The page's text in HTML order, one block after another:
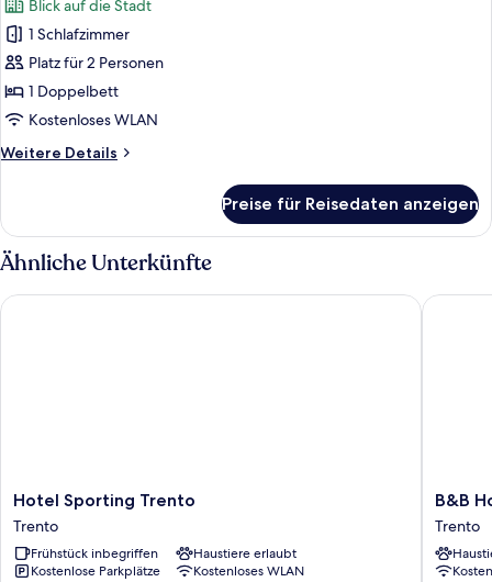
für
Superior
Double
Room
with
,SPA
Blick auf die Stadt
1 Schlafzimmer
Platz für 2 Personen
1 Doppelbett
Kostenloses WLAN
Weitere Details
Weitere
Double
Room
with
Jacuzzi
,SPA
Preise für Reisedaten anzeigen
Ähnliche Unterkünfte
Hotel
Sporting
Trento
Trento
Hotel Sporting Trento
Trento
Frühstück inbegriffen
Haustiere erlaubt
Kostenlose Parkplätze
Kostenloses WLAN
Hotel Sporting Trento
B&B
Hotel
Trento
Trento
B&B
Trento
B&B